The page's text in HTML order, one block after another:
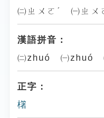
㈡ㄓㄨㄛˊ ㈠ㄓㄨ
漢語拼音：
㈡zhuó ㈠zhuó
正字：
櫡